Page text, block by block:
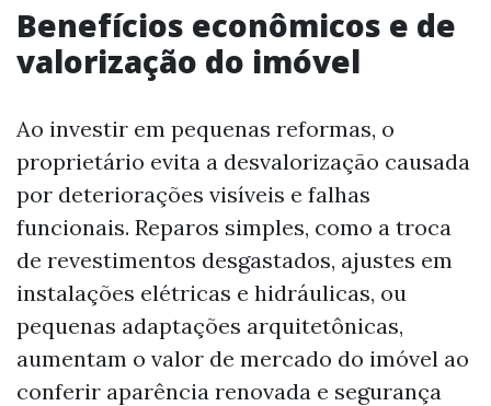
Benefícios econômicos e de
valorização do imóvel
Ao investir em pequenas reformas, o
proprietário evita a desvalorização causada
por deteriorações visíveis e falhas
funcionais. Reparos simples, como a troca
de revestimentos desgastados, ajustes em
instalações elétricas e hidráulicas, ou
pequenas adaptações arquitetônicas,
aumentam o valor de mercado do imóvel ao
conferir aparência renovada e segurança